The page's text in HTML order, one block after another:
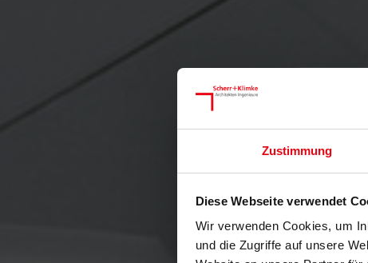
Zustimmung
Diese Webseite verwendet
Wir verwenden Cookies, um
und die Zugriffe auf unsere